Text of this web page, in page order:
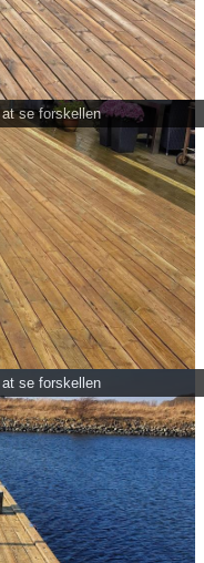
se forskellen
se forskellen